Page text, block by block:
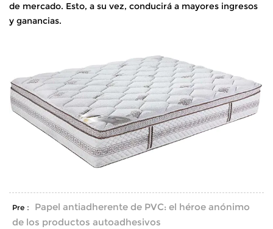
de mercado. Esto, a su vez, conducirá a mayores ingresos
y ganancias.
Pre：
Papel antiadherente de PVC: el héroe anónimo
de los productos autoadhesivos